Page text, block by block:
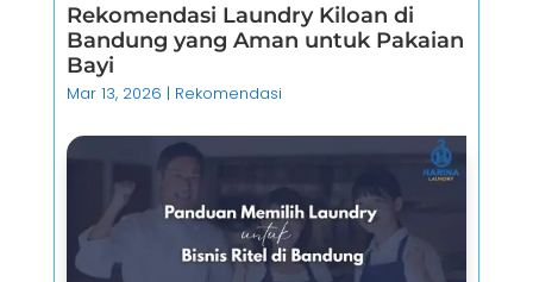
Rekomendasi Laundry Kiloan di
Bandung yang Aman untuk Pakaian
Bayi
Mar 13, 2026 | Rekomendasi